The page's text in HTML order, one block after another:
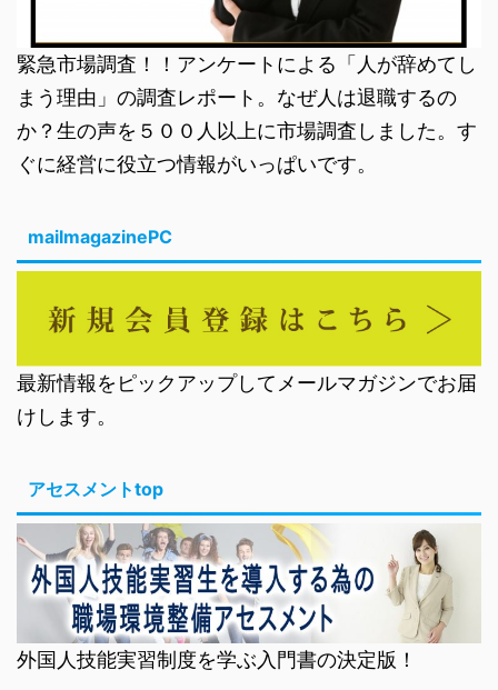
緊急市場調査！！アンケートによる「人が辞めてし
まう理由」の調査レポート。なぜ人は退職するの
か？生の声を５００人以上に市場調査しました。す
ぐに経営に役立つ情報がいっぱいです。
mailmagazinePC
最新情報をピックアップしてメールマガジンでお届
けします。
アセスメントtop
外国人技能実習制度を学ぶ入門書の決定版！